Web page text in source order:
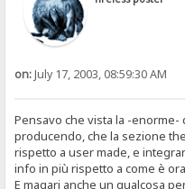
on:July 17, 2003, 08:59:30 AM
Pensavo che vista la -enorme-
producendo, che la sezione
rispetto a user made, e
info in più rispetto a come è
E magari anche un qualcosa